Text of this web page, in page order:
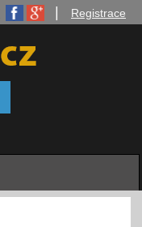
Registrace